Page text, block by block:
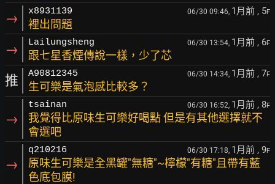
→ x8931139 06/30 09:46, 1月前 , 5F
裡出問題
→ Lailungsheng 06/30 13:54, 1月前 , 6F
跟七星香煙傳說一樣，少了芯
推 A90812345 06/30 14:34, 1月前 , 7F
生可樂是氣泡感比較多？
→
tsainan 06/30 16:52, 1月前 , 8F
我覺得比原味生可樂好喝點 但是有其他選擇就不
會選吧
→
q210216 06/30 17:18, 1月前 , 9F
原味生可樂是全黑罐"無糖"~檸檬"有糖"且帶有藍
色底包膜!